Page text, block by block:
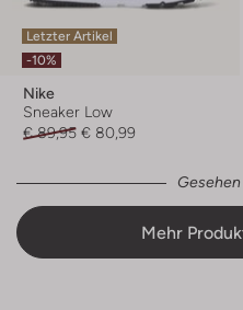
Letzter Artikel
-10%
Nike
Sneaker Low
€ 89,95 € 80,99
Mehr